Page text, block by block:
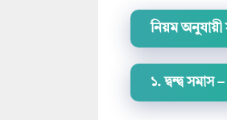
নিয়ম অনুযায়ী
১. দ্বন্দ্ব সমাস–